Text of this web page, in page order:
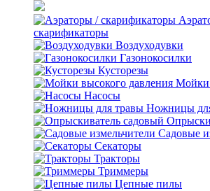
скарификаторы
Воздуходувки
Газонокосилки
Кусторезы
Мойки
Насосы
Ножницы
Садовые
Секаторы
Тракторы
Триммеры
Цепные пилы